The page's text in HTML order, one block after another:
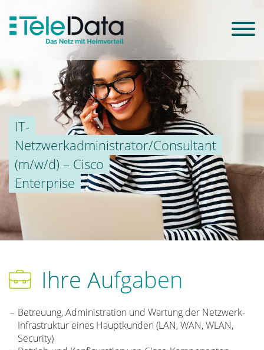
IT-
Netzwerkadministrator/Consultant
(m/w/d) – Cisco
Enterprise
Ihre Aufgaben
Betreuung, Administration und Wartung der Netzwerk-
Infrastruktur eines Hauptkunden (LAN, WAN, WLAN,
Security)